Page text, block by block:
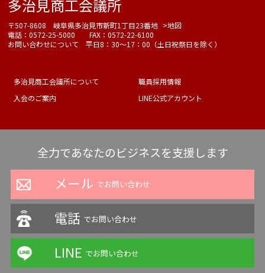
多治見商工会議所
〒507-8608 岐阜県多治見市新町1丁目23番地 >地図
電話：0572-25-5000 FAX：0572-22-6100
お問い合わせについて 平日8：30～17：00（土日祝祭日を除く）
多治見商工会議所について
職員採用情報
入会のご案内
LINE公式アカウント
全力であなたのビジネスを支援します
メール でお問い合わせ
電話 でお問い合わせ
LINE でお問い合わせ